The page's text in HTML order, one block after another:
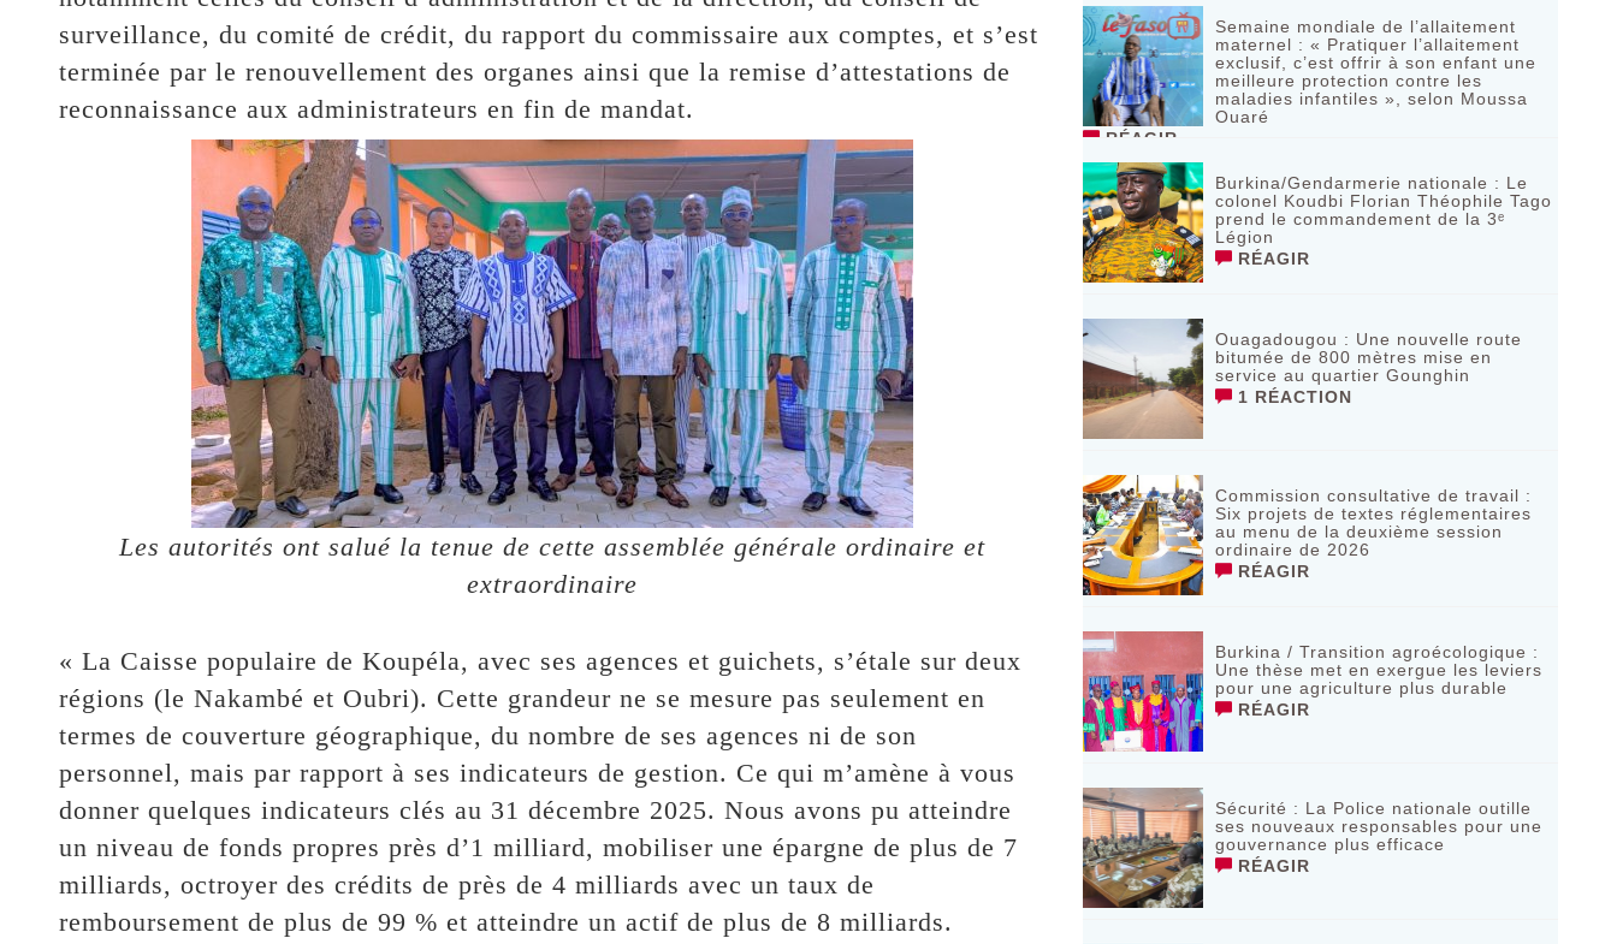
surveillance, du comité de crédit, du rapport du commissaire aux comptes, et s’est
terminée par le renouvellement des organes ainsi que la remise d’attestations de
reconnaissance aux administrateurs en fin de mandat.
Les autorités ont salué la tenue de cette assemblée générale ordinaire et
extraordinaire
« La Caisse populaire de Koupéla, avec ses agences et guichets, s’étale sur deux
régions (le Nakambé et Oubri). Cette grandeur ne se mesure pas seulement en
termes de couverture géographique, du nombre de ses agences ni de son
personnel, mais par rapport à ses indicateurs de gestion. Ce qui m’amène à vous
donner quelques indicateurs clés au 31 décembre 2025. Nous avons pu atteindre
un niveau de fonds propres près d’1 milliard, mobiliser une épargne de plus de 7
milliards, octroyer des crédits de près de 4 milliards avec un taux de
remboursement de plus de 99 % et atteindre un actif de plus de 8 milliards.
Semaine mondiale de l’allaitement
maternel : « Pratiquer l’allaitement
exclusif, c’est offrir à son enfant une
meilleure protection contre les
maladies infantiles », selon Moussa
Ouaré
RÉAGIR
Burkina/Gendarmerie nationale : Le
colonel Koudbi Florian Théophile Tago
prend le commandement de la 3ᵉ
Légion
RÉAGIR
Ouagadougou : Une nouvelle route
bitumée de 800 mètres mise en
service au quartier Gounghin
1 RÉACTION
Commission consultative de travail :
Six projets de textes réglementaires
au menu de la deuxième session
ordinaire de 2026
RÉAGIR
Burkina / Transition agroécologique :
Une thèse met en exergue les leviers
pour une agriculture plus durable
RÉAGIR
Sécurité : La Police nationale outille
ses nouveaux responsables pour une
gouvernance plus efficace
RÉAGIR